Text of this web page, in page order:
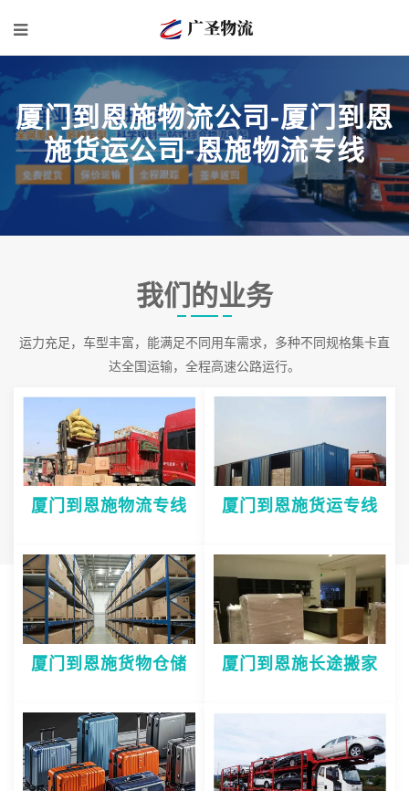
厦门到恩施物流公司-厦门到恩
施货运公司-恩施物流专线
我们的业务
运力充足，车型丰富，能满足不同用车需求，多种不同规格集卡直
达全国运输，全程高速公路运行。
厦门到恩施物流专线 厦门到恩施货运专线
厦门到恩施货物仓储 厦门到恩施长途搬家